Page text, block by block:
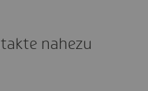
nahezu